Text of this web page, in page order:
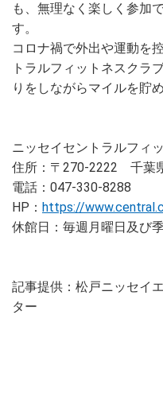
も、無理なく楽しく参加
す。
コロナ禍で外出や運動を
トラルフィットネスクラ
りをしながらマイルを貯
ニッセイセントラルフィ
住所：〒270-2222 千葉
電話：047-330-8288
HP： https://
休館日：毎週月曜日及び
記事提供：松戸ニッセイ
ター